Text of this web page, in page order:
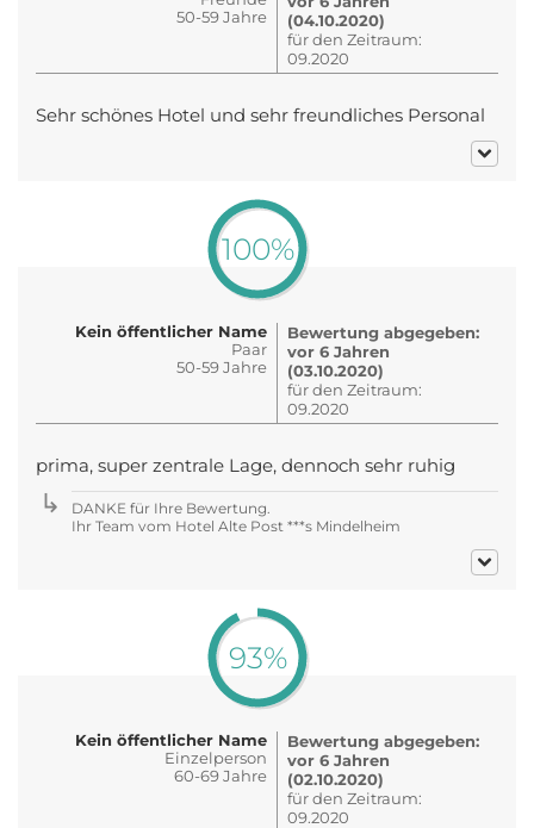
50-59 Jahre
(04.10.2020)
für den Zeitraum:
09.2020
Sehr schönes Hotel und sehr freundliches Personal
100%
Kein öffentlicher Name
Paar
50-59 Jahre
Bewertung abgegeben:
vor 6 Jahren
(03.10.2020)
für den Zeitraum:
09.2020
prima, super zentrale Lage, dennoch sehr ruhig
DANKE für Ihre Bewertung.
Ihr Team vom Hotel Alte Post ***s Mindelheim
93%
Kein öffentlicher Name
Einzelperson
60-69 Jahre
Bewertung abgegeben:
vor 6 Jahren
(02.10.2020)
für den Zeitraum:
09.2020